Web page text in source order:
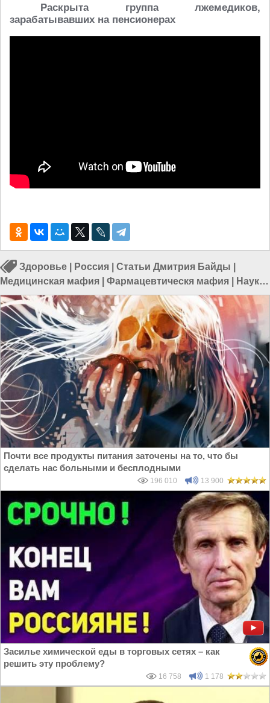
Раскрыта группа лжемедиков,
зарабатывавших на пенсионерах
Здоровье Россия Статьи Дмитрия Байды
Медицинская мафия
Фармацевтическя мафия
Наука
в России|Учёные в России|Медицина в России
Почти все продукты питания заточены на то, что бы
сделать нас больными и бесплодными
196 010 13 900
Засилье химической еды в торговых сетях – как
решить эту проблему?
16 758 1 178